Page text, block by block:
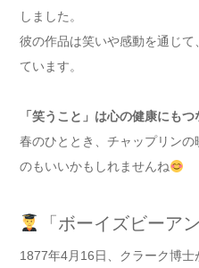
しました。
彼の作品は笑いや感動を通じて
ています。
「笑うこと」は心の健康にもつ
春のひととき、チャップリン
のもいいかもしれませんね
「ボーイズビーア
1877年4月16日、クラーク博士